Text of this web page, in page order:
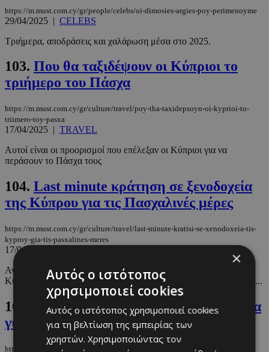
https://m.must.com.cy/gr/people/celebs/oi-dimosies-argies-poy-perimenoyme
29/04/2025 | CELEBS
Τριήμερα, αποδράσεις και χαλάρωση μέσα στο 2025.
103. Που θα ταξιδέψουν οι Κύπριοι το
τριήμερο του Πάσχα
https://m.must.com.cy/gr/culture/travel/poy-tha-taxidepsoyn-oi-kyprioi-to-
triimero-toy-pasxa
17/04/2025 | TRAVEL
Αυτοί είναι οι προορισμοί που επέλεξαν οι Κύπριοι για να
περάσουν το Πάσχα τους
104. Last minute κράτηση σε ξενοδοχεία
της Κύπρου για τις Πασχαλινές μέρες
https://m.must.com.cy/gr/culture/travel/last-minute-kratisi-se-xenodoxeia-tis-
kyproy-gia-tis-pasxalines-meres
17/04/2025
Αναζητήσαμε και βρήκαμε ξενοδοχεία από όλες τις επαρχίες της
Κύπρου για μια μικρή απόδραση το Πάσχα, για όσους δεν έχουν ...
105.
Βρήκαμε τα πιο οικονομικά εισιτήρια
για ένα last minute τριήμερο
https://m.must.com.cy/gr/culture/travel/brikame-ta-pio-oikonomika-eisitiria-
×
Αυτός ο ιστότοπος
χρησιμοποιεί cookies
Αυτός ο ιστότοπος χρησιμοποιεί cookies
για τη βελτίωση της εμπειρίας των
χρηστών. Χρησιμοποιώντας τον